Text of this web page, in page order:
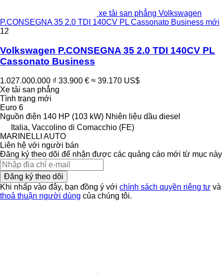
xe tải san phẳng Volkswagen
P.CONSEGNA 35 2.0 TDI 140CV PL Cassonato Business mới
12
Volkswagen P.CONSEGNA 35 2.0 TDI 140CV PL
Cassonato Business
1.027.000.000 ₫ 33.900 € ≈ 39.170 US$
Xe tải san phẳng
Tình trạng mới
Euro 6
Nguồn điện 140 HP (103 kW) Nhiên liệu dầu diesel
Italia, Vaccolino di Comacchio (FE)
MARINELLI AUTO
Liên hệ với người bán
Đăng ký theo dõi để nhận được các quảng cáo mới từ mục này
Đăng ký theo dõi
Khi nhấp vào đây, bạn đồng ý với chính sách quyền riêng tư và
thoả thuận người dùng của chúng tôi.